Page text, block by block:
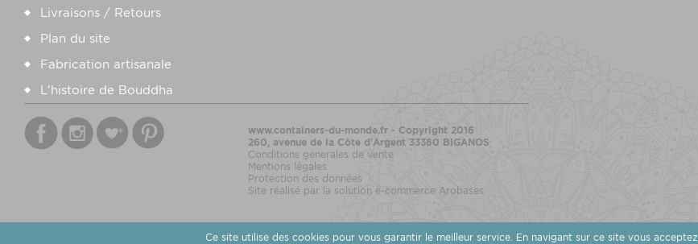
Livraisons / Retours
Plan du site
Fabrication artisanale
L'histoire de Bouddha
www.containers-du-monde.fr - Copyright 2016
260, avenue de la Côte d'Argent 33380 BIGANOS
Conditions génerales de vente
Mentions légales
Protection des données
Site réalisé par la solution e-commerce Arobases
Ce site utilise des cookies pour vous garantir le meilleur service. En navigant sur ce site vous acceptez